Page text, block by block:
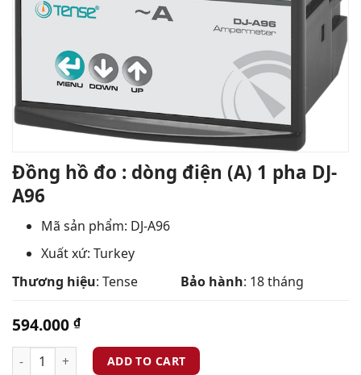
Đồng hồ đo : dòng điện (A) 1 pha DJ-
A96
Mã sản phẩm: DJ-A96
Xuất xứ: Turkey
Thương hiệu: Tense Bảo hành: 18 tháng
594.000 ₫
ADD TO CART